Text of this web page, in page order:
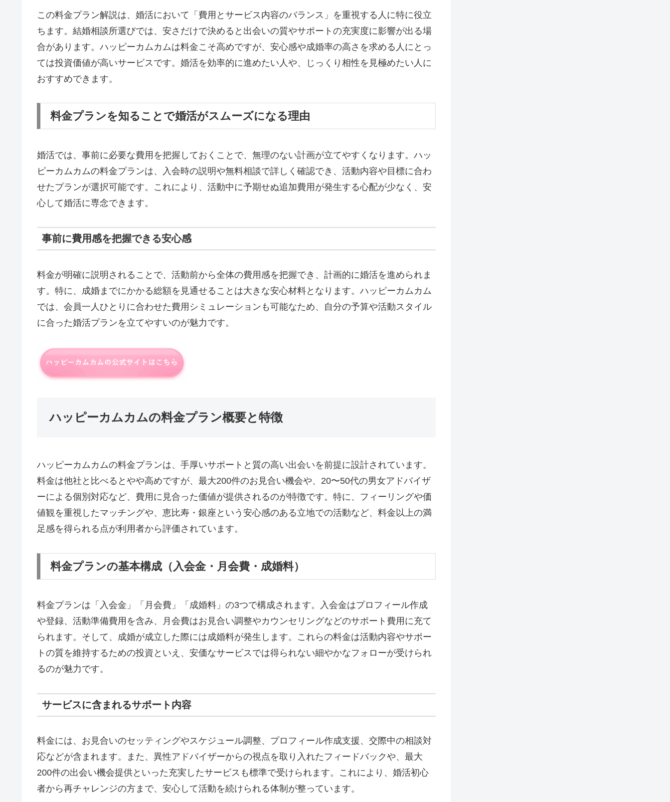
この料金プラン解説は、婚活において「費用とサービス内容のバランス」を重視する人に特に役立
ちます。結婚相談所選びでは、安さだけで決めると出会いの質やサポートの充実度に影響が出る場
合があります。ハッピーカムカムは料金こそ高めですが、安心感や成婚率の高さを求める人にとっ
ては投資価値が高いサービスです。婚活を効率的に進めたい人や、じっくり相性を見極めたい人に
おすすめできます。
料金プランを知ることで婚活がスムーズになる理由
婚活では、事前に必要な費用を把握しておくことで、無理のない計画が立てやすくなります。ハッ
ピーカムカムの料金プランは、入会時の説明や無料相談で詳しく確認でき、活動内容や目標に合わ
せたプランが選択可能です。これにより、活動中に予期せぬ追加費用が発生する心配が少なく、安
心して婚活に専念できます。
事前に費用感を把握できる安心感
料金が明確に説明されることで、活動前から全体の費用感を把握でき、計画的に婚活を進められま
す。特に、成婚までにかかる総額を見通せることは大きな安心材料となります。ハッピーカムカム
では、会員一人ひとりに合わせた費用シミュレーションも可能なため、自分の予算や活動スタイル
に合った婚活プランを立てやすいのが魅力です。
ハッピーカムカムの料金プラン概要と特徴
ハッピーカムカムの料金プランは、手厚いサポートと質の高い出会いを前提に設計されています。
料金は他社と比べるとやや高めですが、最大200件のお見合い機会や、20〜50代の男女アドバイザ
ーによる個別対応など、費用に見合った価値が提供されるのが特徴です。特に、フィーリングや価
値観を重視したマッチングや、恵比寿・銀座という安心感のある立地での活動など、料金以上の満
足感を得られる点が利用者から評価されています。
料金プランの基本構成（入会金・月会費・成婚料）
料金プランは「入会金」「月会費」「成婚料」の3つで構成されます。入会金はプロフィール作成
や登録、活動準備費用を含み、月会費はお見合い調整やカウンセリングなどのサポート費用に充て
られます。そして、成婚が成立した際には成婚料が発生します。これらの料金は活動内容やサポー
トの質を維持するための投資といえ、安価なサービスでは得られない細やかなフォローが受けられ
るのが魅力です。
サービスに含まれるサポート内容
料金には、お見合いのセッティングやスケジュール調整、プロフィール作成支援、交際中の相談対
応などが含まれます。また、異性アドバイザーからの視点を取り入れたフィードバックや、最大
200件の出会い機会提供といった充実したサービスも標準で受けられます。これにより、婚活初心
者から再チャレンジの方まで、安心して活動を続けられる体制が整っています。